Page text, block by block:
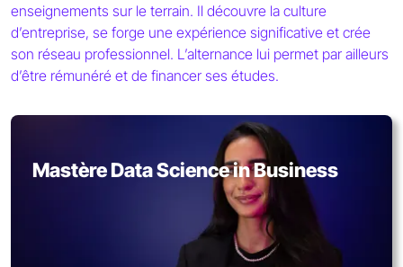
enseignements sur le terrain. Il découvre la culture
d’entreprise, se forge une expérience significative et crée
son réseau professionnel. L’alternance lui permet par ailleurs
d’être rémunéré et de financer ses études.
Mastère Data Science in Business